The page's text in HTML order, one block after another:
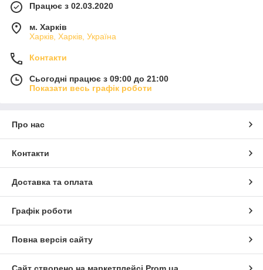
Працює з 02.03.2020
м. Харків
Харків, Харків, Україна
Контакти
Сьогодні працює з 09:00 до 21:00
Показати весь графік роботи
Про нас
Контакти
Доставка та оплата
Графік роботи
Повна версія сайту